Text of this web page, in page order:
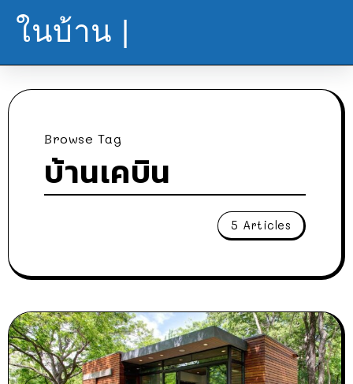
ในบ้าน |
Browse Tag
บ้านเคบิน
5 Articles